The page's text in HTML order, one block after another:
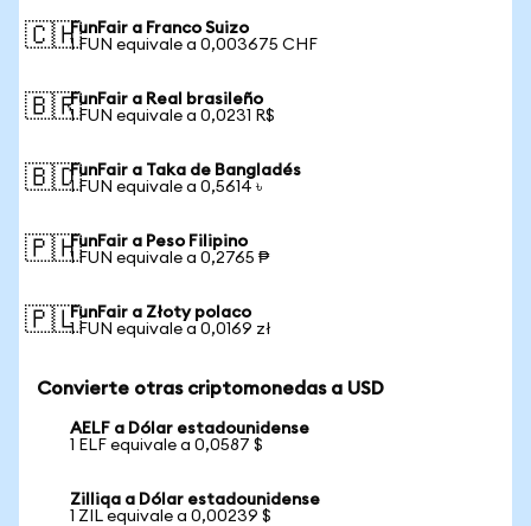
🇨🇭FunFair a Franco Suizo
1 FUN equivale a 0,003675 CHF
🇧🇷FunFair a Real brasileño
1 FUN equivale a 0,0231 R$
🇧🇩FunFair a Taka de Bangladés
1 FUN equivale a 0,5614 ৳
🇵🇭FunFair a Peso Filipino
1 FUN equivale a 0,2765 ₱
🇵🇱FunFair a Złoty polaco
1 FUN equivale a 0,0169 zł
Convierte otras criptomonedas a USD
AELF a Dólar estadounidense
1 ELF equivale a 0,0587 $
Zilliqa a Dólar estadounidense
1 ZIL equivale a 0,00239 $